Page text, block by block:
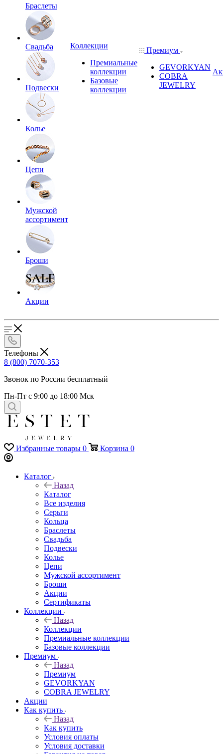
Браслеты
Свадьба
Подвески
Колье
Цепи
Мужской
ассортимент
Броши
Акции
Коллекции
Премиальные
коллекции
Базовые
коллекции
Премиум
GEVORKYAN
COBRA
JEWELRY
Телефоны
8 (800) 7070-353
Звонок по России бесплатный
Пн-Пт с 9:00 до 18:00 Мск
Избранные товары 0 Корзина 0
Каталог
Назад
Каталог
Все изделия
Серьги
Кольца
Браслеты
Свадьба
Подвески
Колье
Цепи
Мужской ассортимент
Броши
Акции
Сертификаты
Коллекции
Назад
Коллекции
Премиальные коллекции
Базовые коллекции
Премиум
Назад
Премиум
GEVORKYAN
COBRA JEWELRY
Акции
Как купить
Назад
Как купить
Условия оплаты
Условия доставки